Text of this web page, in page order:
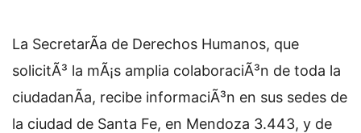
La SecretarÃ­a de Derechos Humanos, que
solicitÃ³ la mÃ¡s amplia colaboraciÃ³n de toda la
ciudadanÃ­a, recibe informaciÃ³n en sus sedes de
la ciudad de Santa Fe, en Mendoza 3.443, y de